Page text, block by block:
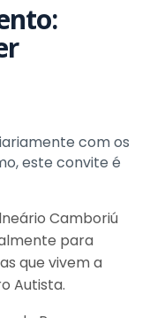
com os
este convite é
Camboriú
para
que vivem a
Autista.